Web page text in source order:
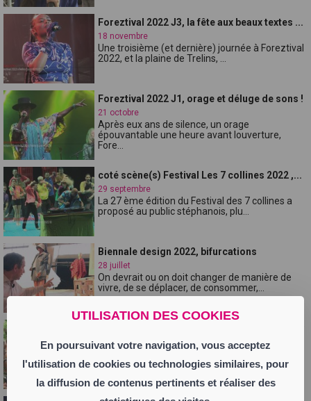
UTILISATION DES COOKIES
En poursuivant votre navigation, vous acceptez
l'utilisation de cookies ou technologies similaires, pour
la diffusion de contenus pertinents et réaliser des
Foreztival 2022 J3, la fête aux beaux textes ...
18 novembre
Une troisième (et dernière) journée à Foreztival
2022, et la plaine de Trelins, ...
Foreztival 2022 J1, orage et déluge de sons !
21 octobre
Après eux ans de silence, un orage
épouvantable une heure avant louverture,
Fore...
coté scène(s) Festival Les 7 collines 2022 ,...
29 septembre
La 27 ème édition du Festival des 7 collines a
proposé au public stéphanois, plu...
Biennale design 2022, bifurcations
28 juillet
On devrait ou on doit changer de manière de
vivre, de se déplacer, de consommer,...
28 juillet
Retour sur lédition 2022 du festival La Rue des